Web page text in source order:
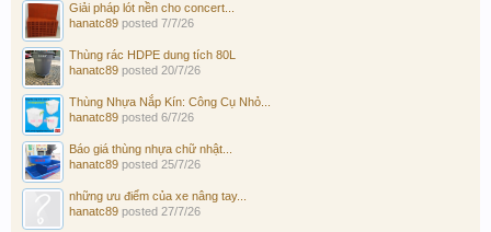
Giải pháp lót nền cho concert...
hanatc89 posted 7/7/26
Thùng rác HDPE dung tích 80L
hanatc89 posted 20/7/26
Thùng Nhựa Nắp Kín: Công Cụ Nhỏ...
hanatc89 posted 6/7/26
Báo giá thùng nhựa chữ nhật...
hanatc89 posted 25/7/26
những ưu điểm của xe nâng tay...
hanatc89 posted 27/7/26